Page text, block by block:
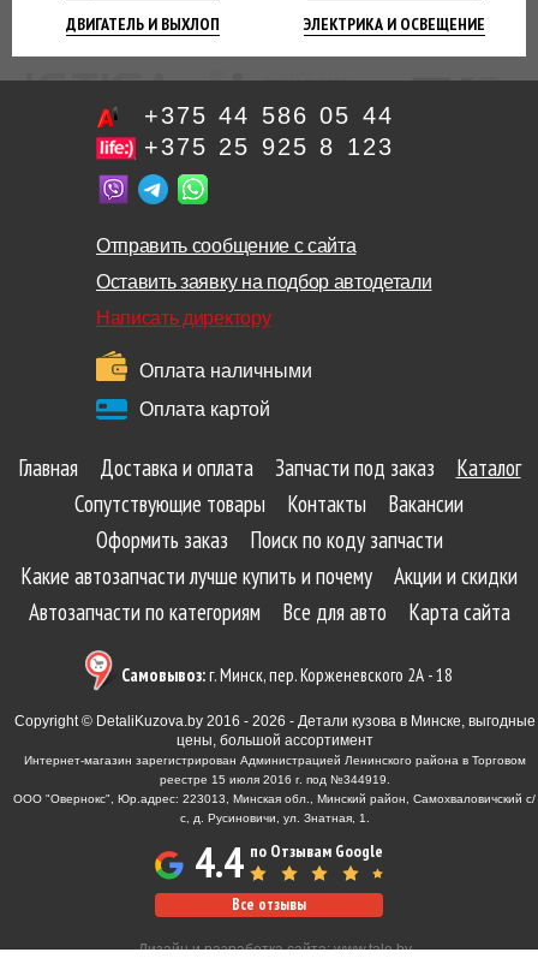
ДВИГАТЕЛЬ И ВЫХЛОП ЭЛЕКТРИКА И ОСВЕЩЕНИЕ
+375 44 586 05 44
+375 25 925 8 123
Отправить сообщение с сайта
Оставить заявку на подбор автодетали
Написать директору
Оплата наличными
Оплата картой
Главная Доставка и оплата Запчасти под заказ
Каталог
Сопутствующие товары
Контакты
Вакансии
Оформить заказ
Поиск по коду запчасти
Какие автозапчасти лучше купить и почему
Акции и скидки
Автозапчасти по категориям
Все для авто Карта сайта
Самовывоз:г. Минск, пер. Корженевского 2А - 18
Copyright © DetaliKuzova.by 2016 - 2026 - Детали кузова в Минске, выгодные
цены, большой ассортимент
Интернет-магазин зарегистрирован Администрацией Ленинского района в Торговом
реестре 15 июля 2016 г. под №344919.
ООО "Овернокс", Юр.адрес: 223013, Минская обл., Минский район, Самохваловичский с/
с, д. Русиновичи, ул. Знатная, 1.
4.4 по Отзывам Google
Все отзывы
Дизайн и разработка сайта:www.tale.by